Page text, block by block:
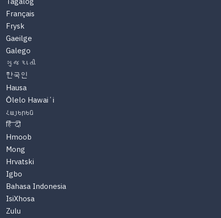
Français
Frysk
Gaeilge
Galego
ગુજરાતી
한국인
Hausa
Ōlelo Hawaiʻi
Հայերեն
हिंदी
Hmoob
Mong
Hrvatski
Igbo
Bahasa Indonesia
IsiXhosa
Zulu